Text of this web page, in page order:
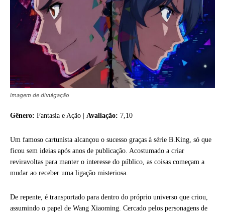
Imagem de divulgação
Gênero: Fantasia e Ação | Avaliação: 7,10
Um famoso cartunista alcançou o sucesso graças à série B.King, só que
ficou sem ideias após anos de publicação. Acostumado a criar
reviravoltas para manter o interesse do público, as coisas começam a
mudar ao receber uma ligação misteriosa.
De repente, é transportado para dentro do próprio universo que criou,
assumindo o papel de Wang Xiaoming. Cercado pelos personagens de